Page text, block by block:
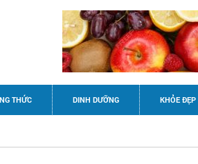
THỨC DINH DƯỠNG KHỎE ĐẸP